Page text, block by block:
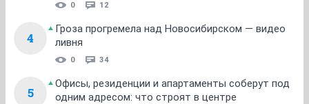
0 12
4
Гроза прогремела над Новосибирском — видео
ливня
0 34
5
Офисы, резиденции и апартаменты соберут под
одним адресом: что строят в центре